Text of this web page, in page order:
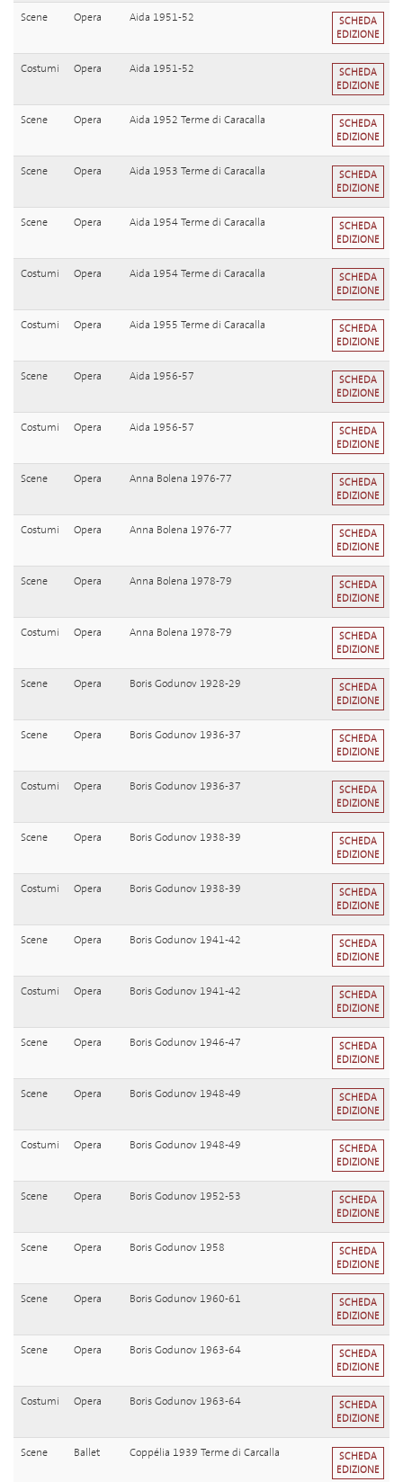
Scene Opera Aida 1951-52
SCHEDA
EDIZIONE
Costumi Opera Aida 1951-52
SCHEDA
EDIZIONE
Scene Opera Aida 1952 Terme di Caracalla
SCHEDA
EDIZIONE
Scene Opera Aida 1953 Terme di Caracalla
SCHEDA
EDIZIONE
Scene Opera Aida 1954 Terme di Caracalla
SCHEDA
EDIZIONE
Costumi Opera Aida 1954 Terme di Caracalla
SCHEDA
EDIZIONE
Costumi Opera Aida 1955 Terme di Caracalla
SCHEDA
EDIZIONE
Scene Opera Aida 1956-57
SCHEDA
EDIZIONE
Costumi Opera Aida 1956-57
SCHEDA
EDIZIONE
Scene Opera Anna Bolena 1976-77
SCHEDA
EDIZIONE
Costumi Opera Anna Bolena 1976-77
SCHEDA
EDIZIONE
Scene Opera Anna Bolena 1978-79
SCHEDA
EDIZIONE
Costumi Opera Anna Bolena 1978-79
SCHEDA
EDIZIONE
Scene Opera Boris Godunov 1928-29
SCHEDA
EDIZIONE
Scene Opera Boris Godunov 1936-37
SCHEDA
EDIZIONE
Costumi Opera Boris Godunov 1936-37
SCHEDA
EDIZIONE
Scene Opera Boris Godunov 1938-39
SCHEDA
EDIZIONE
Costumi Opera Boris Godunov 1938-39
SCHEDA
EDIZIONE
Scene Opera Boris Godunov 1941-42
SCHEDA
EDIZIONE
Costumi Opera Boris Godunov 1941-42
SCHEDA
EDIZIONE
Scene Opera Boris Godunov 1946-47
SCHEDA
EDIZIONE
Scene Opera Boris Godunov 1948-49
SCHEDA
EDIZIONE
Costumi Opera Boris Godunov 1948-49
SCHEDA
EDIZIONE
Scene Opera Boris Godunov 1952-53
SCHEDA
EDIZIONE
Scene Opera Boris Godunov 1958
SCHEDA
EDIZIONE
Scene Opera Boris Godunov 1960-61
SCHEDA
EDIZIONE
Scene Opera Boris Godunov 1963-64
SCHEDA
EDIZIONE
Costumi Opera Boris Godunov 1963-64
SCHEDA
EDIZIONE
Scene Ballet Coppélia 1939 Terme di Carcalla
SCHEDA
EDIZIONE